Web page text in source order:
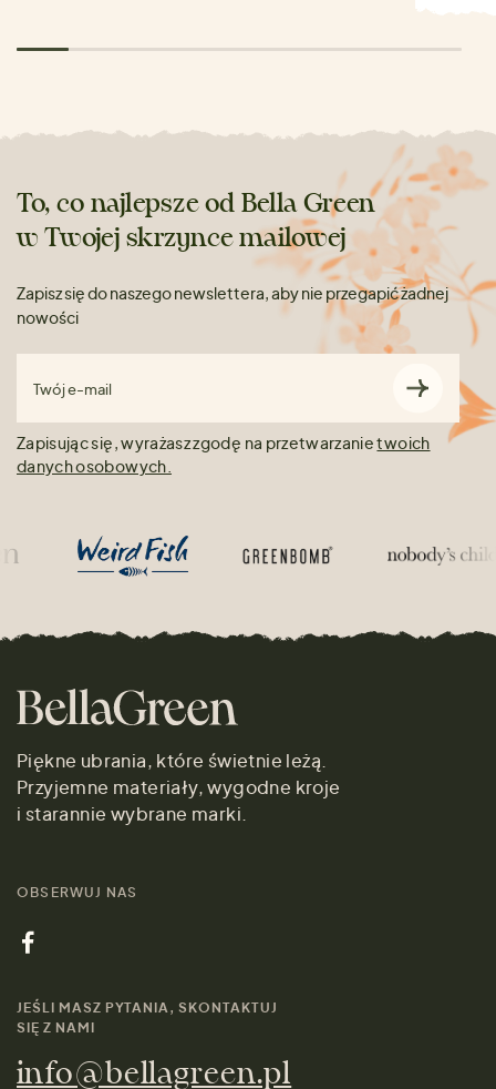
To, co najlepsze od Bella Green
w Twojej skrzynce mailowej
Zapisz się do naszego newslettera, aby nie przegapić żadnej
nowości
Twój e-mail
Zapisując się, wyrażasz zgodę na przetwarzanietwoich
danych osobowych.
Piękne ubrania, które świetnie leżą.
Przyjemne materiały, wygodne kroje
i starannie wybrane marki.
OBSERWUJ NAS
JEŚLI MASZ PYTANIA, SKONTAKTUJ
SIĘ Z NAMI
info@bellagreen.pl